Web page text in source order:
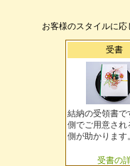
お客様のスタイルに
受書
結納の受領書で
側でご用意され
側が助かります
受書の